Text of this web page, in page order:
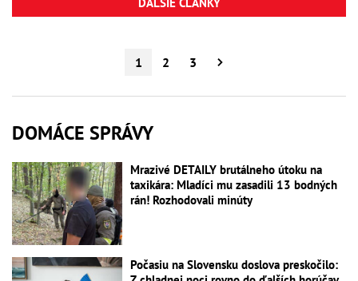
1 2 3
DOMÁCE SPRÁVY
Mrazivé DETAILY brutálneho útoku na
taxikára: Mladíci mu zasadili 13 bodných
rán! Rozhodovali minúty
Počasiu na Slovensku doslova preskočilo: